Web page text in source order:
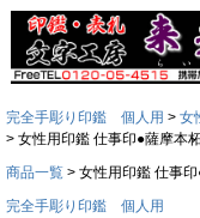
完全手彫り印鑑 個人用
女
女性用印鑑 仕事印●薩摩本
商品一覧
女性用印鑑 仕事
完全手彫り印鑑 個人用